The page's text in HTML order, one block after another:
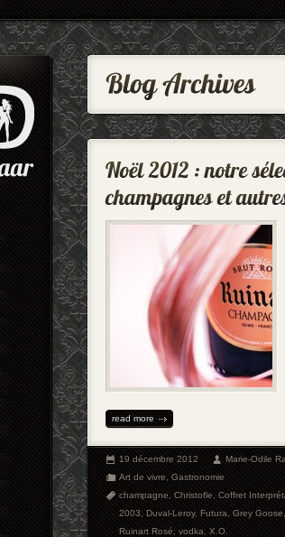
read more
19 décembre 2012 Marie-Odile
Art de vivre,Gastronomie
champagne,Christofle,Coffret
2003,Duval-Leroy,Futura,Grey Goose
Ruinart Rosé,vodka,X.O.